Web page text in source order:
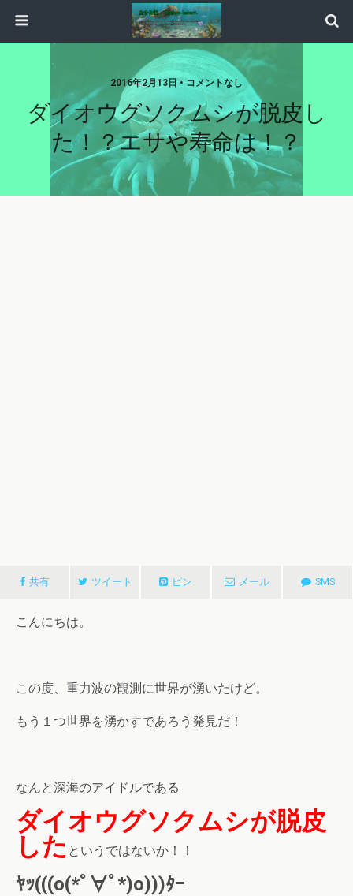
2016年2月13日 • コメントなし
ダイオウグソクムシが脱皮し
た！？エサや寿命は！？
共有 ツイート ピン メール SMS
こんにちは。
この度、重力波の観測に世界が湧いたけど。
もう１つ世界を湧かすであろう発見だ！
なんと深海のアイドルである
ダイオウグソクムシが脱皮
した というではないか！！
ﾔｯ(((o(*ﾟ∀ﾟ*)o)))ﾀｰ